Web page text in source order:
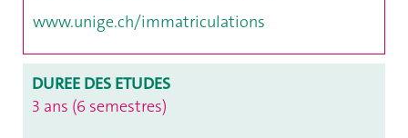
www.unige.ch/immatriculations
DUREE DES ETUDES
3 ans (6 semestres)